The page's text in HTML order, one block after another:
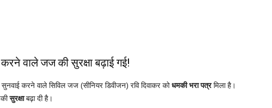
करने वाले जज की सुरक्षा बढ़ाई गई!
करने वाले सिविल जज (सीनियर डिवीजन) रवि दिवाकर कोधमकी भरा पत्रमिला है।
सुरक्षाबढ़ा दी है।